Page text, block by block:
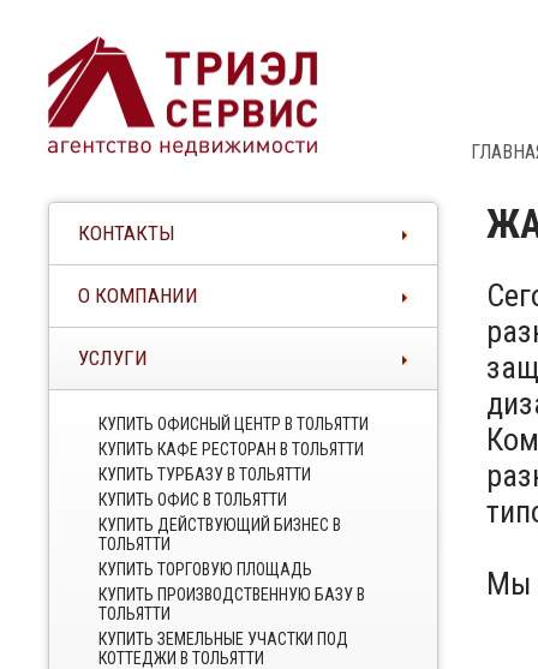
КОНТАКТЫ
О КОМПАНИИ
УСЛУГИ
КУПИТЬ ОФИСНЫЙ ЦЕНТР В ТОЛЬЯТТИ
КУПИТЬ КАФЕ РЕСТОРАН В ТОЛЬЯТТИ
КУПИТЬ ТУРБАЗУ В ТОЛЬЯТТИ
КУПИТЬ ОФИС В ТОЛЬЯТТИ
КУПИТЬ ДЕЙСТВУЮЩИЙ БИЗНЕС В
ТОЛЬЯТТИ
КУПИТЬ ТОРГОВУЮ ПЛОЩАДЬ
КУПИТЬ ПРОИЗВОДСТВЕННУЮ БАЗУ В
ТОЛЬЯТТИ
КУПИТЬ ЗЕМЕЛЬНЫЕ УЧАСТКИ ПОД
КОТТЕДЖИ В ТОЛЬЯТТИ
Мы